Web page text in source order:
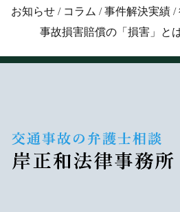
お知らせ / コラム /事件解決実績 /
事故損害賠償の「損害」と